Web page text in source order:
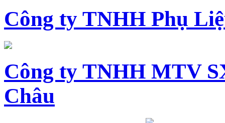
Công ty TNHH Phụ
Công ty TNHH MTV
Châu